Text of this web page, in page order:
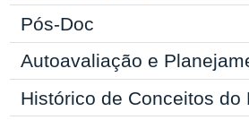
Pós-Doc
Autoavaliação e
Histórico de Conceitos do